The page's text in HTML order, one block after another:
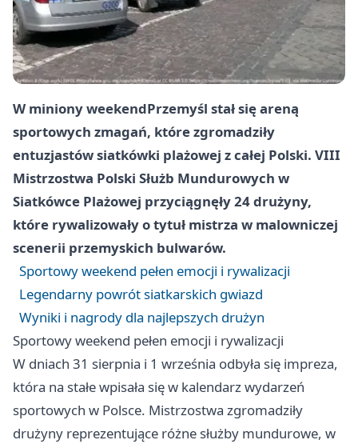
W miniony weekendPrzemyśl stał się areną
sportowych zmagań, które zgromadziły
entuzjastów siatkówki plażowej z całej Polski. VIII
Mistrzostwa Polski Służb Mundurowych w
Siatkówce Plażowej przyciągnęły 24 drużyny,
które rywalizowały o tytuł mistrza w malowniczej
scenerii przemyskich bulwarów.
Sportowy weekend pełen emocji i rywalizacji
Legendarny powrót siatkarskich gwiazd
Wyniki i nagrody dla najlepszych drużyn
Sportowy weekend pełen emocji i rywalizacji
W dniach 31 sierpnia i 1 września odbyła się impreza,
która na stałe wpisała się w kalendarz wydarzeń
sportowych w Polsce. Mistrzostwa zgromadziły
drużyny reprezentujące różne służby mundurowe, w